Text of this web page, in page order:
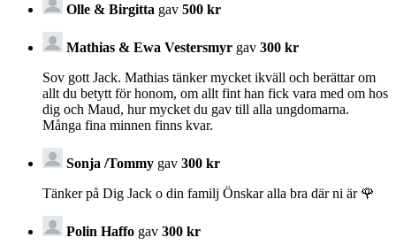
Olle & Birgitta gav 500 kr
Mathias & Ewa Vestersmyr gav 300 kr
Sov gott Jack. Mathias tänker mycket ikväll och berättar om
allt du betytt för honom, om allt fint han fick vara med om hos
dig och Maud, hur mycket du gav till alla ungdomarna.
Många fina minnen finns kvar.
Sonja /Tommy gav 300 kr
Tänker på Dig Jack o din familj Önskar alla bra där ni är 🌹
Polin Haffo gav 300 kr